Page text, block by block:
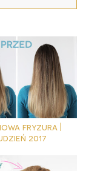
fryzura |
2017